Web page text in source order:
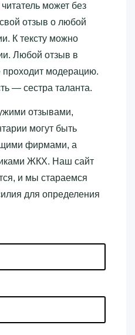
может без
отзыв о любой
К тексту можно
Любой отзыв в
проходит модерацию.
— сестра таланта.
отзывами,
могут быть
фирмами, а
ЖКХ. Наш сайт
и мы стараемся
для определения